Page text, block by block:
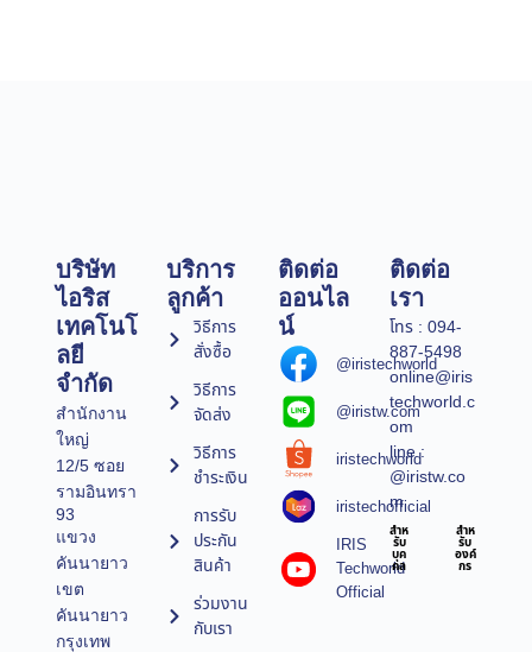
บริษัท
ไอริส
เทคโนโ
ลยี
จำกัด
สำนักงาน
ใหญ่
12/5 ซอย
รามอินทรา
93
แขวง
คันนายาว
เขต
คันนายาว
กรุงเทพ
บริการ
ลูกค้า
วิธีการ
สั่งซื้อ
วิธีการ
จัดส่ง
วิธีการ
ชำระเงิน
การรับ
ประกัน
สินค้า
ร่วมงาน
กับเรา
ติดต่อ
ออนไล
น์
@iristechworld
@iristw.com
iristechworld
iristechofficial
IRIS
Techworld
Official
ติดต่อ
เรา
โทร : 094-
887-5498
online@iris
techworld.c
om
line :
@iristw.co
m
สำห
รับ
บุค
คล
สำห
รับ
องค์
กร